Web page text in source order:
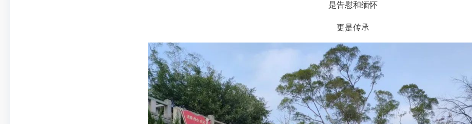
是告慰和缅怀
更是传承